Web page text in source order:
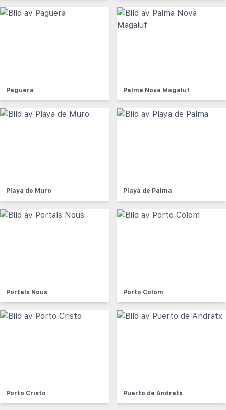
Paguera Palma Nova Magaluf
Playa de Muro Playa de Palma
Portals Nous Porto Colom
Porto Cristo Puerto de Andratx